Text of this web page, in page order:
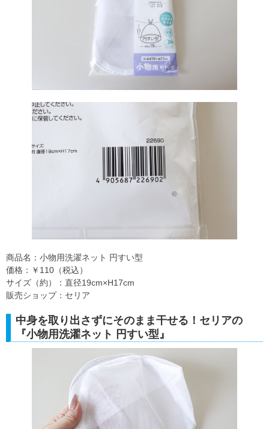
商品名：小物用洗濯ネット 円すい型
価格：￥110（税込）
サイズ（約）：直径19cm×H17cm
販売ショップ：セリア
中身を取り出さずにそのまま干せる！セリアの
『小物用洗濯ネット 円すい型』